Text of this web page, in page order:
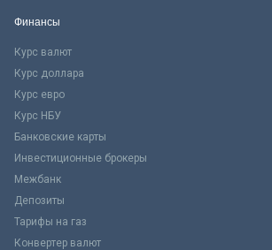
Финансы
Курс валют
Курс доллара
Курс евро
Курс НБУ
Банковские карты
Инвестиционные брокеры
Межбанк
Депозиты
Тарифы на газ
Конвертер валют